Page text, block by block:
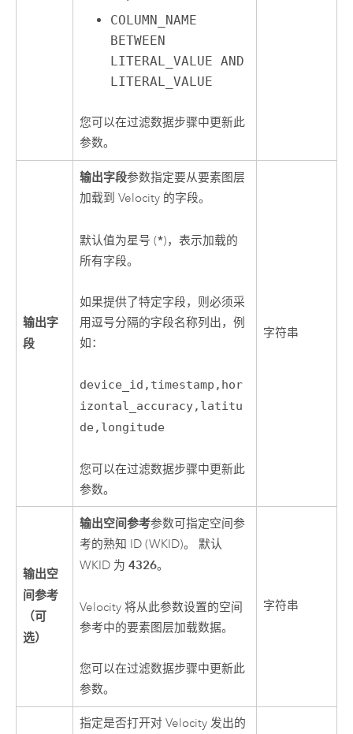
COLUMN_NAME
BETWEEN
LITERAL_VALUE AND
LITERAL_VALUE
您可以在过滤数据步骤中更新此
参数。
输出字
段
输出字段参数指定要从要素图层
加载到Velocity 的字段。
默认值为星号 (*)，表示加载的
所有字段。
如果提供了特定字段，则必须采
用逗号分隔的字段名称列出，例
如：
device_id,timestamp,hor
izontal_accuracy,latitu
de,longitude
您可以在过滤数据步骤中更新此
参数。
字符串
输出空
间参考
（可
选）
输出空间参考参数可指定空间参
考的熟知 ID (WKID)。 默认
WKID 为4326。
Velocity 将从此参数设置的空间
参考中的要素图层加载数据。
您可以在过滤数据步骤中更新此
参数。
字符串
指定是否打开对Velocity 发出的